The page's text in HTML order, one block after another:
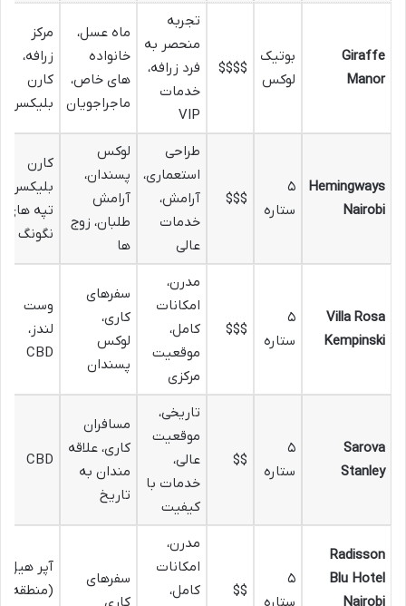
Giraffe
Manor
بوتیک
لوکس
$$$$
تجربه
منحصر به
فرد زرافه،
خدمات
VIP
ماه عسل،
خانواده
های خاص،
ماجراجویان
مرکز
زرافه،
کارن
بلیکسن
Hemingways
Nairobi
۵
ستاره
$$$
طراحی
استعماری،
آرامش،
خدمات
عالی
لوکس
پسندان،
آرامش
طلبان، زوج
ها
کارن
بلیکسن،
تپه های
نگونگ
Villa Rosa
Kempinski
۵
ستاره
$$$
مدرن،
امکانات
کامل،
موقعیت
مرکزی
سفرهای
کاری،
لوکس
پسندان
وست
لندز،
CBD
Sarova
Stanley
۵
ستاره
$$
تاریخی،
موقعیت
عالی،
خدمات با
کیفیت
مسافران
کاری، علاقه
مندان به
تاریخ
CBD
Radisson
Blu Hotel
Nairobi
۵
ستاره
$$
مدرن،
امکانات
کامل،
سفرهای
کاری
آپر هیل
(منطقه